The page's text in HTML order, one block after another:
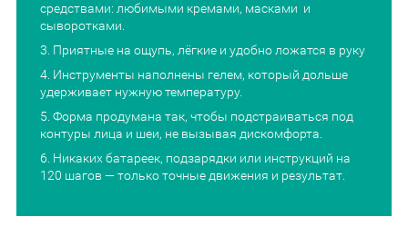
средствами: любимыми кремами, масками и
сыворотками.
Приятные на ощупь, лёгкие и удобно ложатся в руку
Инструменты наполнены гелем, который дольше
удерживает нужную температуру.
Форма продумана так, чтобы подстраиваться под
контуры лица и шеи, не вызывая дискомфорта.
Никаких батареек, подзарядки или инструкций на
120 шагов — только точные движения и результат.